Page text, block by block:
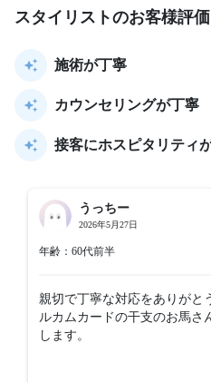
スタイリストのお客様評価
施術が丁寧
カウンセリングが丁寧
接客にホスピタリティ
うっちー
2026年5月27日
年齢：60代前半
親切で丁寧な対応をありがと
ルカムカードの干支のお馬さ
します。